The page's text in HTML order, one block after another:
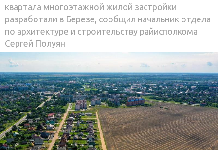
квартала многоэтажной жилой застройки
разработали в Березе, сообщил начальник отдела
по архитектуре и строительству райисполкома
Сергей Полуян